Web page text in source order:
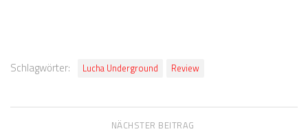
Schlagwörter: Lucha Underground Review
NÄCHSTER BEITRAG